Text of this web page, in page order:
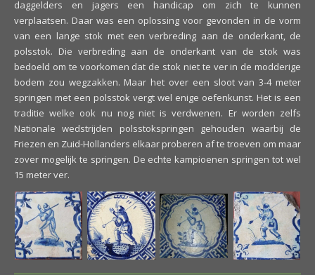
daggelders en jagers een handicap om zich te kunnen
verplaatsen. Daar was een oplossing voor gevonden in de vorm
van een lange stok met een verbreding aan de onderkant, de
polsstok. Die verbreding aan de onderkant van de stok was
bedoeld om te voorkomen dat de stok niet te ver in de modderige
bodem zou wegzakken. Maar het over een sloot van 3-4 meter
springen met een polsstok vergt wel enige oefenkunst. Het is een
traditie welke ook nu nog niet is verdwenen. Er worden zelfs
Nationale wedstrijden polsstokspringen gehouden waarbij de
Friezen en Zuid-Hollanders elkaar proberen af te troeven om maar
zover mogelijk te springen. De echte kampioenen springen tot wel
15 meter ver.